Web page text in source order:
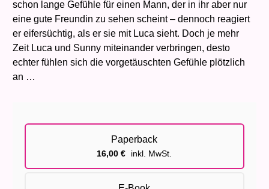
schon lange Gefühle für einen Mann, der in ihr aber nur
eine gute Freundin zu sehen scheint – dennoch reagiert
er eifersüchtig, als er sie mit Luca sieht. Doch je mehr
Zeit Luca und Sunny miteinander verbringen, desto
echter fühlen sich die vorgetäuschten Gefühle plötzlich
an …
Paperback
16,00€ inkl. MwSt.